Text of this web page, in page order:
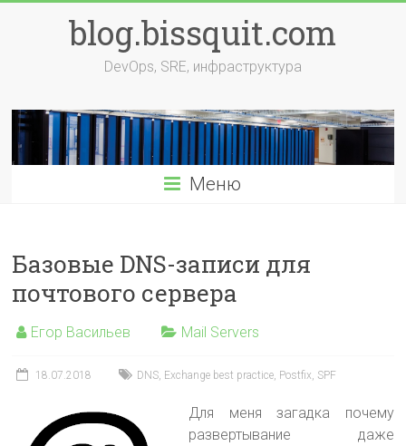
содержимомуblog.bissquit.com
DevOps, SRE, инфраструктура
Меню
Базовые DNS-записи для
почтового сервера
Егор Васильев Mail Servers
18.07.2018 DNS, Exchange best practice, Postfix, SPF
Для меня загадка почему
развертывание даже